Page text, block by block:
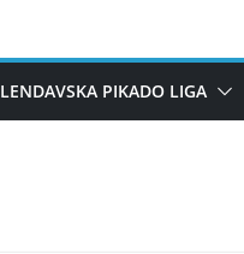
LENDAVSKA PIKADO LIGA